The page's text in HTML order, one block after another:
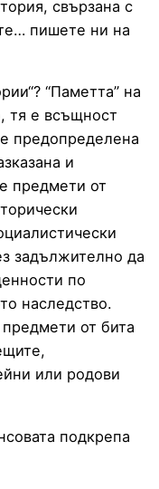
свързана с
пишете ни на
“Паметта” на
тя е всъщност
предопределена
и
предмети от
задължително да
по
наследство.
от бита
или родови
подкрепа